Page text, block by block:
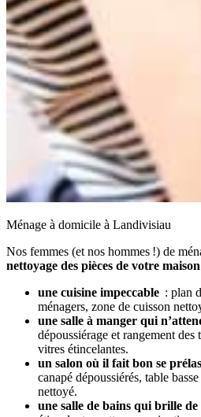
Ménage à domicile à Landivisiau
Nos femmes (et nos hommes !) de
nettoyage des pièces de votre
une cuisine impeccable : plan
ménagers, zone de cuisson
une salle à manger qui
dépoussiérage et rangement
vitres étincelantes.
un salon où il fait bon se
canapé dépoussiérés, table
nettoyé.
une salle de bains qui brille